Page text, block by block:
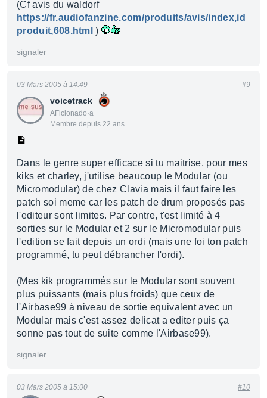
(Cf avis du waldorf
https://fr.audiofanzine.com/produits/avis/index,id
produit,608.html )
signaler
voicetrack
AFicionado·a
Membre depuis 22 ans
03 Mars 2005 à 14:49 #9
Dans le genre super efficace si tu maitrise, pour mes
kiks et charley, j'utilise beaucoup le Modular (ou
Micromodular) de chez Clavia mais il faut faire les
patch soi meme car les patch de drum proposés pas
l'editeur sont limites. Par contre, t'est limité à 4
sorties sur le Modular et 2 sur le Micromodular puis
l'edition se fait depuis un ordi (mais une foi ton patch
programmé, tu peut débrancher l'ordi).
(Mes kik programmés sur le Modular sont souvent
plus puissants (mais plus froids) que ceux de
l'Airbase99 à niveau de sortie equivalent avec un
Modular mais c'est assez delicat a editer puis ça
sonne pas tout de suite comme l'Airbase99).
signaler
03 Mars 2005 à 15:00 #10